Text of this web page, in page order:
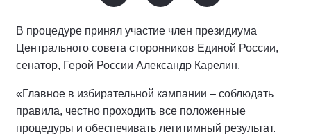
В процедуре принял участие член президиума
Центрального совета сторонников Единой России,
сенатор, Герой России Александр Карелин.
«Главное в избирательной кампании – соблюдать
правила, честно проходить все положенные
процедуры и обеспечивать легитимный результат.